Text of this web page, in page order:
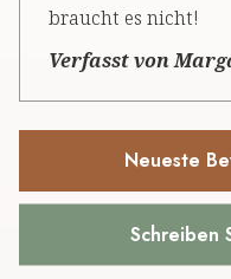
braucht es nicht!
Verfasst von
Neueste
Schreiben